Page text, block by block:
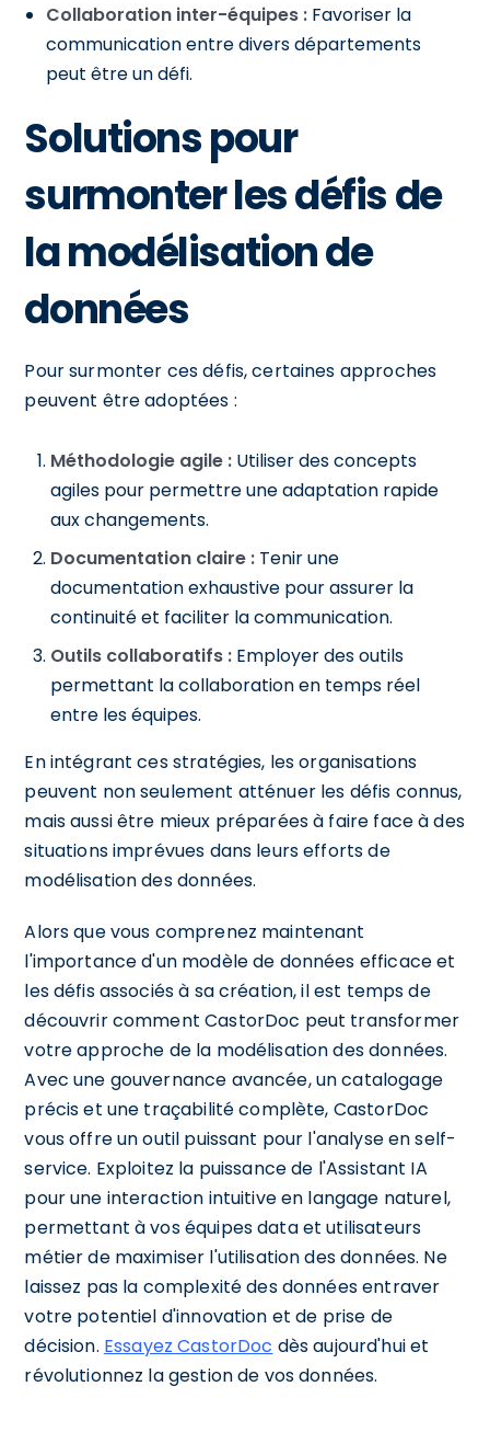
Collaboration inter-équipes : Favoriser la
communication entre divers départements
peut être un défi.
Solutions pour
surmonter les défis de
la modélisation de
données
Pour surmonter ces défis, certaines approches
peuvent être adoptées :
Méthodologie agile : Utiliser des concepts
agiles pour permettre une adaptation rapide
aux changements.
Documentation claire : Tenir une
documentation exhaustive pour assurer la
continuité et faciliter la communication.
Outils collaboratifs : Employer des outils
permettant la collaboration en temps réel
entre les équipes.
En intégrant ces stratégies, les organisations
peuvent non seulement atténuer les défis connus,
mais aussi être mieux préparées à faire face à des
situations imprévues dans leurs efforts de
modélisation des données.
Alors que vous comprenez maintenant
l'importance d'un modèle de données efficace et
les défis associés à sa création, il est temps de
découvrir comment CastorDoc peut transformer
votre approche de la modélisation des données.
Avec une gouvernance avancée, un catalogage
précis et une traçabilité complète, CastorDoc
vous offre un outil puissant pour l'analyse en self-
service. Exploitez la puissance de l'Assistant IA
pour une interaction intuitive en langage naturel,
permettant à vos équipes data et utilisateurs
métier de maximiser l'utilisation des données. Ne
laissez pas la complexité des données entraver
votre potentiel d'innovation et de prise de
décision. Essayez CastorDoc dès aujourd'hui et
révolutionnez la gestion de vos données.